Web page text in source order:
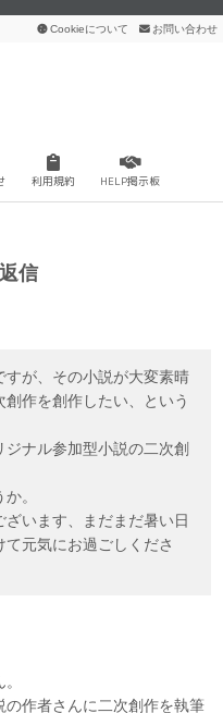
Cookieについて お問い合わせ
利用規約 HELP掲示板
信
すが、その小説が大変素晴
作を創作したい、という
ジナル参加型小説の二次創
。
います、まだまだ暑い日
元気にお過ごしくださ
の作者さんに二次創作を執筆